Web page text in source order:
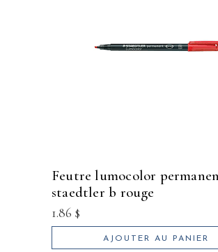
feutre lumocolor permanent
staedtler b rouge
1.86 $
AJOUTER AU PANIER